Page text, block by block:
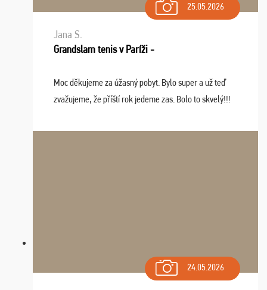
25.05.2026
Jana S.
Grandslam tenis v Paríži -
Moc děkujeme za úžasný pobyt. Bylo super a už teď
zvažujeme, že příští rok jedeme zas. Bolo to skvelý!!!
24.05.2026